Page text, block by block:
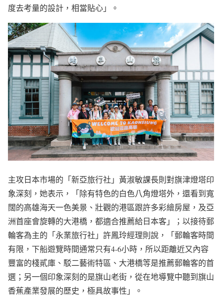
度去考量的設計，相當貼心」。
主攻日本市場的「新亞旅行社」黃淑敏課長則對旗津燈塔印
象深刻，她表示，「除有特色的白色八角燈塔外，還看到寬
闊的高雄海天一色美景、壯觀的港區跟許多彩繪房屋，及亞
洲首座會旋轉的大港橋，都適合推薦給日本客」；以接待郵
輪客為主的「永業旅行社」許鳳玲經理則說，「郵輪客時間
有限，下船遊覽時間通常只有4-6小時，所以距離近又內容
豐富的棧貳庫、駁二藝術特區、大港橋等是推薦郵輪客的首
選；另一個印象深刻的是旗山老街，從在地導覽中聽到旗山
香蕉產業發展的歷史，極具故事性」。